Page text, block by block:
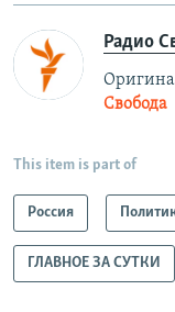
Радио
Свобода
This item is part of
Россия
ГЛАВНОЕ ЗА СУТКИ